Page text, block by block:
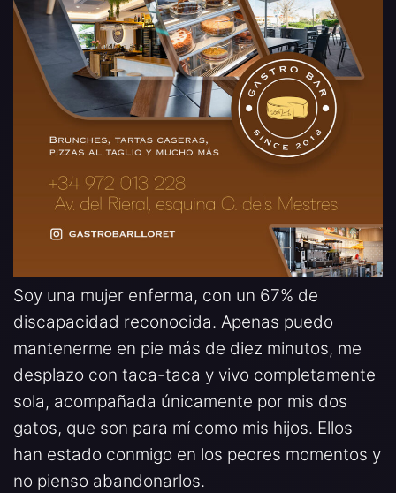
Soy una mujer enferma, con un 67% de
discapacidad reconocida. Apenas puedo
mantenerme en pie más de diez minutos, me
desplazo con taca-taca y vivo completamente
sola, acompañada únicamente por mis dos
gatos, que son para mí como mis hijos. Ellos
han estado conmigo en los peores momentos y
no pienso abandonarlos.